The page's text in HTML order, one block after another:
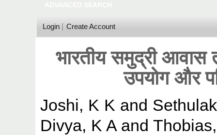
Login Create Account
भारतीय समुद्री
उपयोग और
Joshi, K K and
Divya, K Aand